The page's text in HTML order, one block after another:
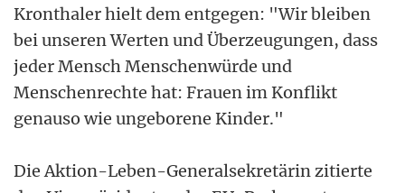
Kronthaler hielt dem entgegen: "Wir bleiben
bei unseren Werten und Überzeugungen, dass
jeder Mensch Menschenwürde und
Menschenrechte hat: Frauen im Konflikt
genauso wie ungeborene Kinder."
Die Aktion-Leben-Generalsekretärin zitierte